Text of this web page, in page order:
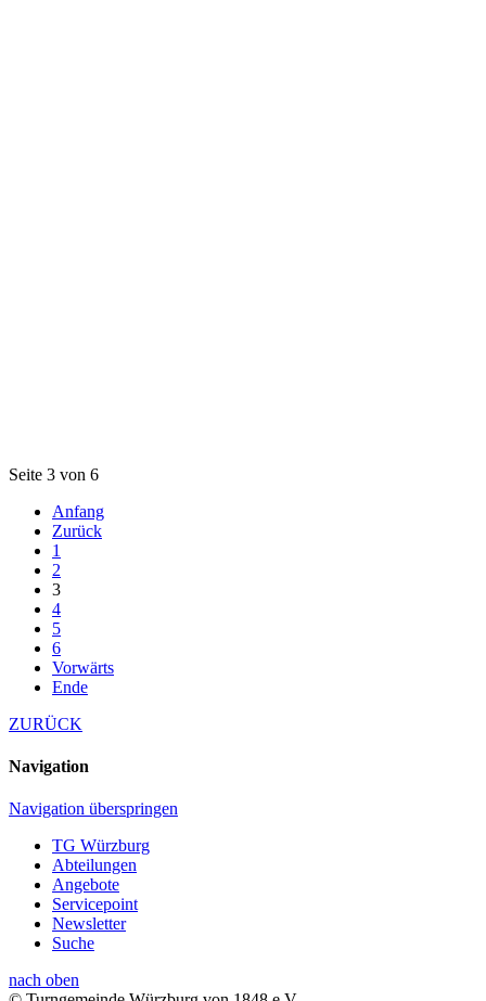
Seite 3 von 6
Anfang
Zurück
1
2
3
4
5
6
Vorwärts
Ende
ZURÜCK
Navigation
Navigation überspringen
TG Würzburg
Abteilungen
Angebote
Servicepoint
Newsletter
Suche
nach oben